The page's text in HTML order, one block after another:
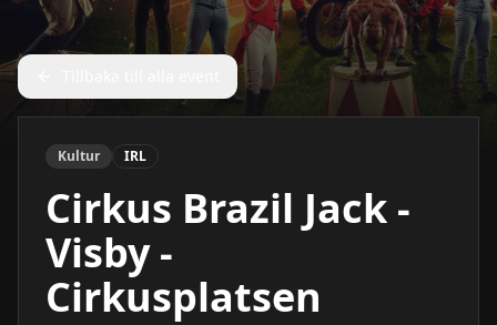
Kultur IRL
Cirkus Brazil Jack -
Visby -
Cirkusplatsen